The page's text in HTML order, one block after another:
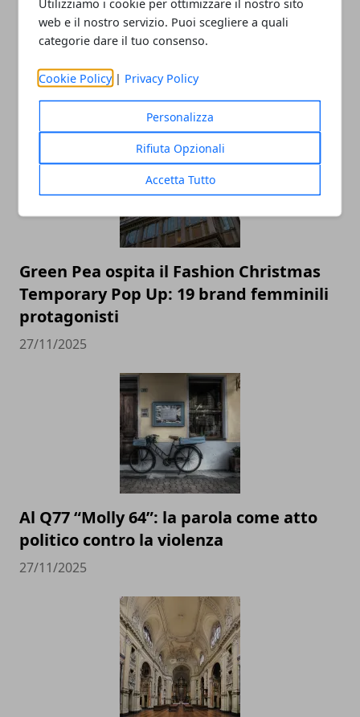
Utilizziamo i cookie per ottimizzare il nostro sito
web e il nostro servizio. Puoi scegliere a quali
categorie dare il tuo consenso.
Cookie Policy | Privacy Policy
Personalizza
Rifiuta Opzionali
Accetta Tutto
Green Pea ospita il Fashion Christmas
Temporary Pop Up: 19 brand femminili
protagonisti
27/11/2025
Al Q77 “Molly 64”: la parola come atto
politico contro la violenza
27/11/2025